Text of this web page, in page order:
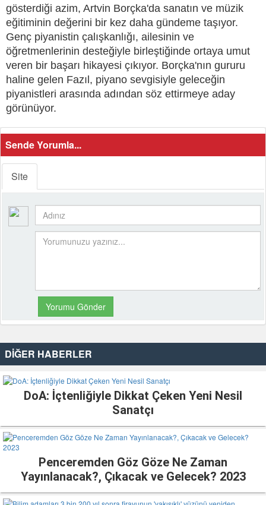
gösterdiği azim, Artvin Borçka'da sanatın ve müzik
eğitiminin değerini bir kez daha gündeme taşıyor.
Genç piyanistin çalışkanlığı, ailesinin ve
öğretmenlerinin desteğiyle birleştiğinde ortaya umut
veren bir başarı hikayesi çıkıyor. Borçka'nın gururu
haline gelen Fazıl, piyano sevgisiyle geleceğin
piyanistleri arasında adından söz ettirmeye aday
görünüyor.
Sende Yorumla...
Site
DİĞER HABERLER
DoA: İçtenliğiyle Dikkat Çeken Yeni Nesil
Sanatçı
Penceremden Göz Göze Ne Zaman
Yayınlanacak?, Çıkacak ve Gelecek? 2023